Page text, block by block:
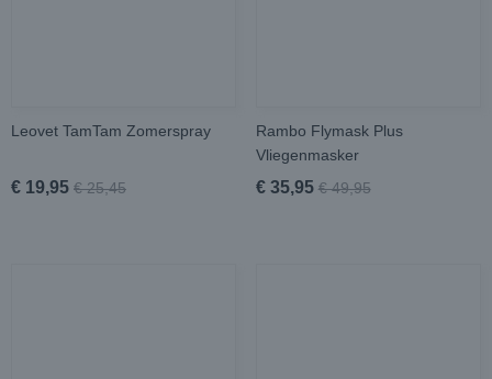
Leovet TamTam Zomerspray
€ 19,95 € 25,45
Rambo Flymask Plus
Vliegenmasker
€ 35,95 € 49,95